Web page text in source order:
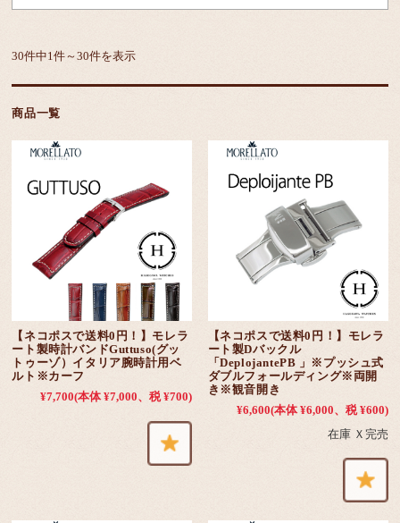
30件中1件～30件を表示
商品一覧
【ネコポスで送料0円！】モレラ
ート製時計バンドGuttuso(グッ
トゥーゾ）イタリア腕時計用ベ
ルト※カーフ
¥7,700(本体 ¥7,000、税 ¥700)
【ネコポスで送料0円！】モレラ
ート製Dバックル
「DeplojantePB 」※プッシュ式
ダブルフォールディング※両開
き※観音開き
¥6,600(本体 ¥6,000、税 ¥600)
在庫 Ｘ完売